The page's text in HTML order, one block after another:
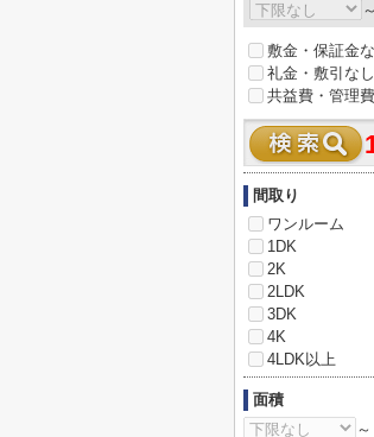
～
敷金・保証金
礼金・敷引なし
共益費・管理
間取り
ワンルーム
1DK
2K
2LDK
3DK
4K
4LDK以上
面積
～